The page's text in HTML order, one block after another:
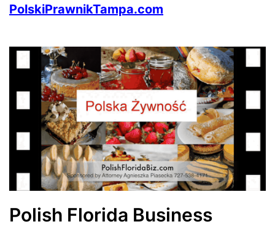
PolskiPrawnikTampa.com
Polish Florida Business